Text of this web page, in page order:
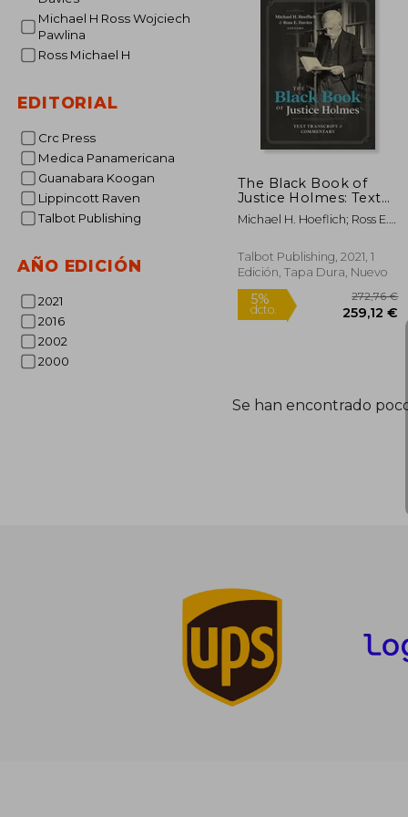
Michael H Ross Wojciech
Pawlina
Ross Michael H
EDITORIAL
Crc Press
Medica Panamericana
Guanabara Koogan
Lippincott Raven
Talbot Publishing
AÑO EDICIÓN
2021
2016
2002
2000
The Black Book of
Justice Holmes: Text
Transcript &
Commentary (en
Michael H. Hoeflich; Ross E.
Talbot Publishing, 2021, 1
Edición, Tapa Dura, Nuevo
Se han encontrado